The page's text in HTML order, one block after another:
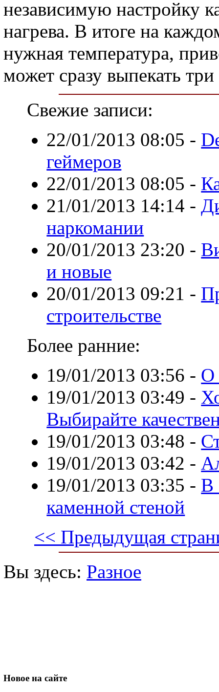
независимую настройку
нагрева. В итоге на
нужная температура,
может сразу выпекать
Свежие записи:
22/01/2013 08:05 -
геймеров
22/01/2013 08:05 -
21/01/2013 14:14 -
наркомании
20/01/2013 23:20 -
и новые
20/01/2013 09:21 -
строительстве
Более ранние:
19/01/2013 03:56 - О
19/01/2013 03:49 -
Выбирайте
19/01/2013 03:48 -
19/01/2013 03:42 -
19/01/2013 03:35 - В
каменной стеной
<< Предыдущая
Вы здесь: Разное
Новое на сайте